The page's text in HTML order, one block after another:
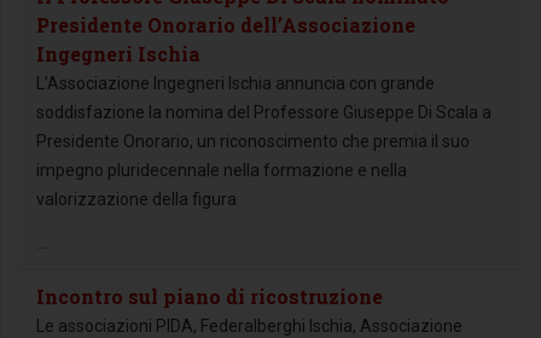
Presidente Onorario dell’Associazione
Ingegneri Ischia
L’Associazione Ingegneri Ischia annuncia con grande
soddisfazione la nomina del Professore Giuseppe Di Scala a
Presidente Onorario, un riconoscimento che premia il suo
impegno pluridecennale nella formazione e nella
valorizzazione della figura
...
Incontro sul piano di ricostruzione
Le associazioni PIDA, Federalberghi Ischia, Associazione